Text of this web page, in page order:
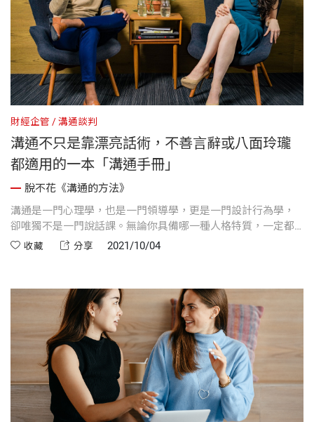
財經企管 溝通談判
溝通不只是靠漂亮話術，不善言辭或八面玲瓏
都適用的一本「溝通手冊」
脫不花《溝通的方法》
溝通是一門心理學，也是一門領導學，更是一門設計行為學，
卻唯獨不是一門說話課。無論你具備哪一種人格特質，一定都
能找到最適合自己的溝通方法！
收藏 分享 2021/10/04